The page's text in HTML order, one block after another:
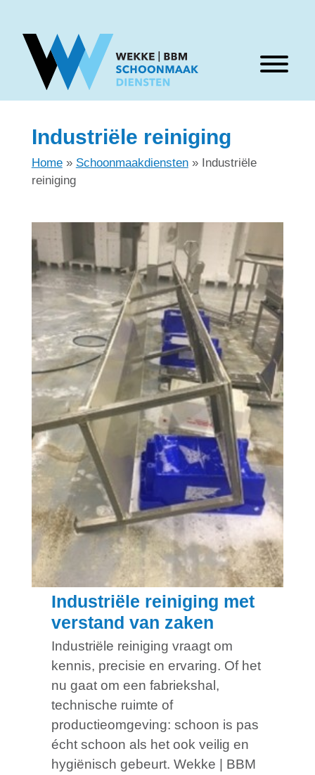
Menu
Skip naar content
Industriële reiniging
Home» Schoonmaakdiensten» Industriële
reiniging
Industriële reiniging met
verstand van zaken
Industriële reiniging vraagt om
kennis, precisie en ervaring. Of het
nu gaat om een fabriekshal,
technische ruimte of
productieomgeving: schoon is pas
écht schoon als het ook veilig en
hygiënisch gebeurt. Wekke | BBM